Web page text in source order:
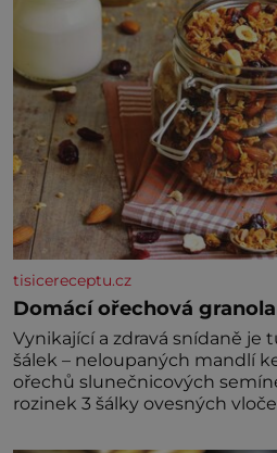
tisicereceptu.cz
Domácí ořechová
Vynikající a zdravá snídaně je tu! Suroviny
šálek – neloupaných mandlí
ořechů slunečnicových
rozinek 3 šálky ovesných